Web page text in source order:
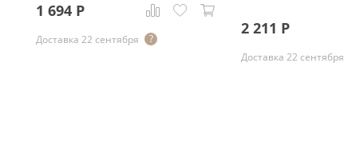
1 694 Р
Доставка 22 сентября
2 211 Р
Доставка 22 сентября